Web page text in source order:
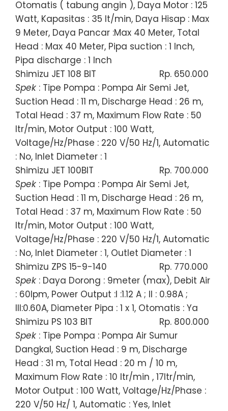
Otomatis ( tabung angin ), Daya Motor : 125
Watt, Kapasitas : 35 lt/min, Daya Hisap : Max
9 Meter, Daya Pancar :Max 40 Meter, Total
Head : Max 40 Meter, Pipa suction : 1 Inch,
Pipa discharge : 1 Inch
Shimizu JET 108 BIT
Rp. 650.000
Spek : Tipe Pompa : Pompa Air Semi Jet,
Suction Head : 11 m, Discharge Head : 26 m,
Total Head : 37 m, Maximum Flow Rate : 50
ltr/min, Motor Output : 100 Watt,
Voltage/Hz/Phase : 220 V/50 Hz/1, Automatic
: No, Inlet Diameter : 1
Shimizu JET 100BIT
Rp. 700.000
Spek : Tipe Pompa : Pompa Air Semi Jet,
Suction Head : 11 m, Discharge Head : 26 m,
Total Head : 37 m, Maximum Flow Rate : 50
ltr/min, Motor Output : 100 Watt,
Voltage/Hz/Phase : 220 V/50 Hz/1, Automatic
: No, Inlet Diameter : 1, Outlet Diameter : 1
Shimizu ZPS 15-9-140
Rp. 770.000
Spek : Daya Dorong : 9meter (max), Debit Air
: 60lpm, Power Output :I :1.12 A ; II : 0.98A ;
III:0.60A, Diameter Pipa : 1 x 1, Otomatis : Ya
Shimizu PS 103 BIT
Rp. 800.000
Spek : Tipe Pompa : Pompa Air Sumur
Dangkal, Suction Head : 9 m, Discharge
Head : 31 m, Total Head : 20 m / 10 m,
Maximum Flow Rate : 10 ltr/min , 17ltr/min,
Motor Output : 100 Watt, Voltage/Hz/Phase :
220 V/50 Hz/ 1, Automatic : Yes, Inlet